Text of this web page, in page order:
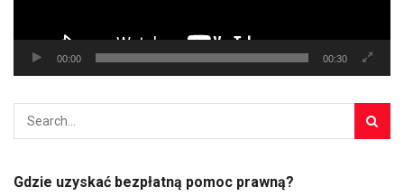
00:00 00:30
Gdzie uzyskać bezpłatną pomoc prawną?